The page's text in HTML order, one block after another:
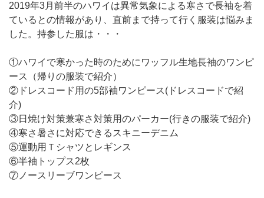
2019年3月前半のハワイは異常気象による寒さで長袖を着
ているとの情報があり、直前まで持って行く服装は悩みま
した。持参した服は・・・
①ハワイで寒かった時のためにワッフル生地長袖のワンピ
ース（帰りの服装で紹介）
②ドレスコード用の5部袖ワンピース(ドレスコードで紹
介)
③日焼け対策兼寒さ対策用のパーカー(行きの服装で紹介)
④寒さ暑さに対応できるスキニーデニム
⑤運動用Ｔシャツとレギンス
⑥半袖トップス2枚
⑦ノースリーブワンピース